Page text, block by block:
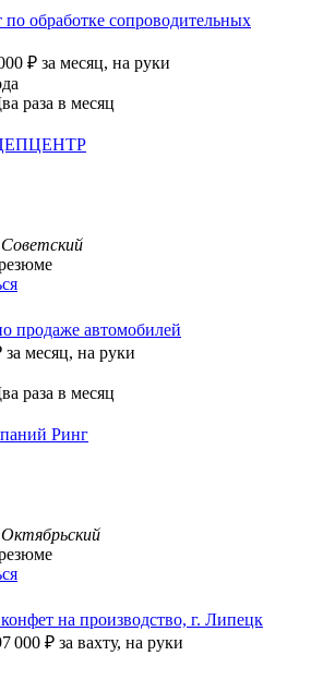
обработке сопроводительных
₽ за месяц, на руки
раза в месяц
продаже автомобилей
за месяц, на руки
раза в месяц
Ринг
на производство, г. Липецк
000 ₽ за вахту, на руки